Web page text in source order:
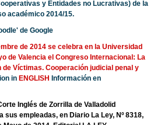
y Entidades no Lucrativas) de la
académico 2014/15.
de Google
de 2014 se celebra en la Universidad
de Valencia el Congreso Internacional: La
Víctimas. Cooperación judicial penal y
in ENGLISH Información en
Inglés de Zorrilla de Valladolid
empleadas, en Diario La Ley, Nº 8318,